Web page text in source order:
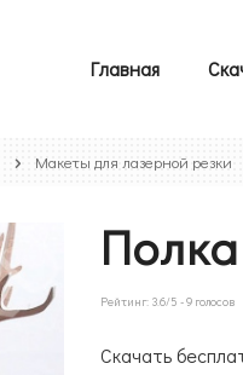
Главная
Макеты для лазерной резки
Рейтинг: 3.6/5 -9 голосов
Скачать